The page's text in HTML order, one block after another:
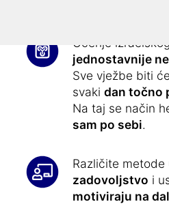
Učenje izraelskog
jednostavnije
Sve vježbe biti
svaki dan točno
Na taj se način
sam po sebi.
Različite
zadovoljstvo i
motiviraju na